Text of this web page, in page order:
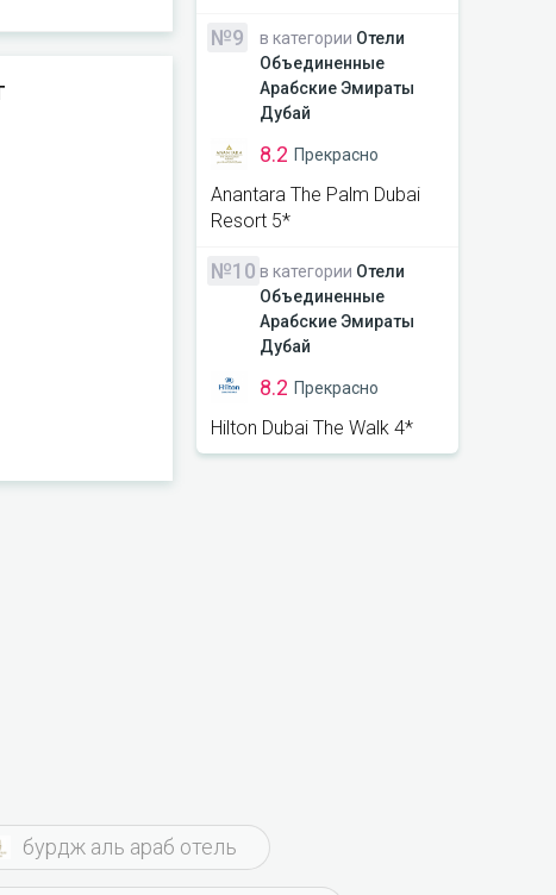
№9 в категории Отели
Объединенные
Арабские Эмираты
Дубай
8.2 Прекрасно
Anantara The Palm Dubai
Resort 5*
№10 в категории Отели
Объединенные
Арабские Эмираты
Дубай
8.2 Прекрасно
Hilton Dubai The Walk 4*
бурдж аль араб отель